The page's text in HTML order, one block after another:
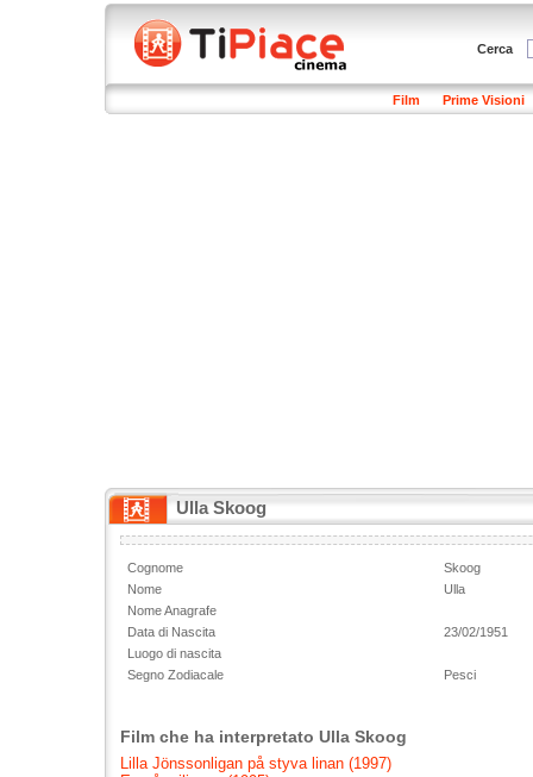
Cerca
Film Prime Visioni
Ulla Skoog
Cognome
Skoog
Nome
Ulla
Nome Anagrafe
Data di Nascita
23/02/1951
Luogo di nascita
Segno Zodiacale
Pesci
Film che ha interpretato Ulla Skoog
Lilla Jönssonligan på styva linan (1997)